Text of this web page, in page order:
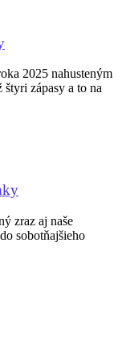
2025 nahusteným
zápasy a to na
zraz aj naše
sobotňajšieho